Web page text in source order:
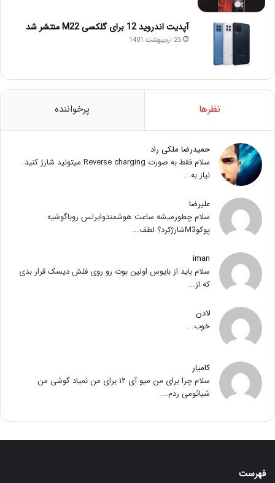
آپدیت اندروید 12 برای گلکسی M22 منتشر شد
25 اردیبهشت 1401
نظرها پرخواننده
حمیدرضا ملکی راد
سلام فقط به صورت Reverse charging میتونید شارژ کنید.
نیاز به...
علیرضا
سلام چطورمیشه ساعت هوشمندوایرلس روباگوشیه
پوکوM3شارژکرد؟ لطف...
iman
سلام باید از بایوس اولین بوت رو روی فلش دیسک قرار بدی
که از...
لادن
خوب...
کامیار
سلام چرا برای من میو آی ۱۲ برای من نمیاد گوشی من
شیائومی ردم...
فهرست